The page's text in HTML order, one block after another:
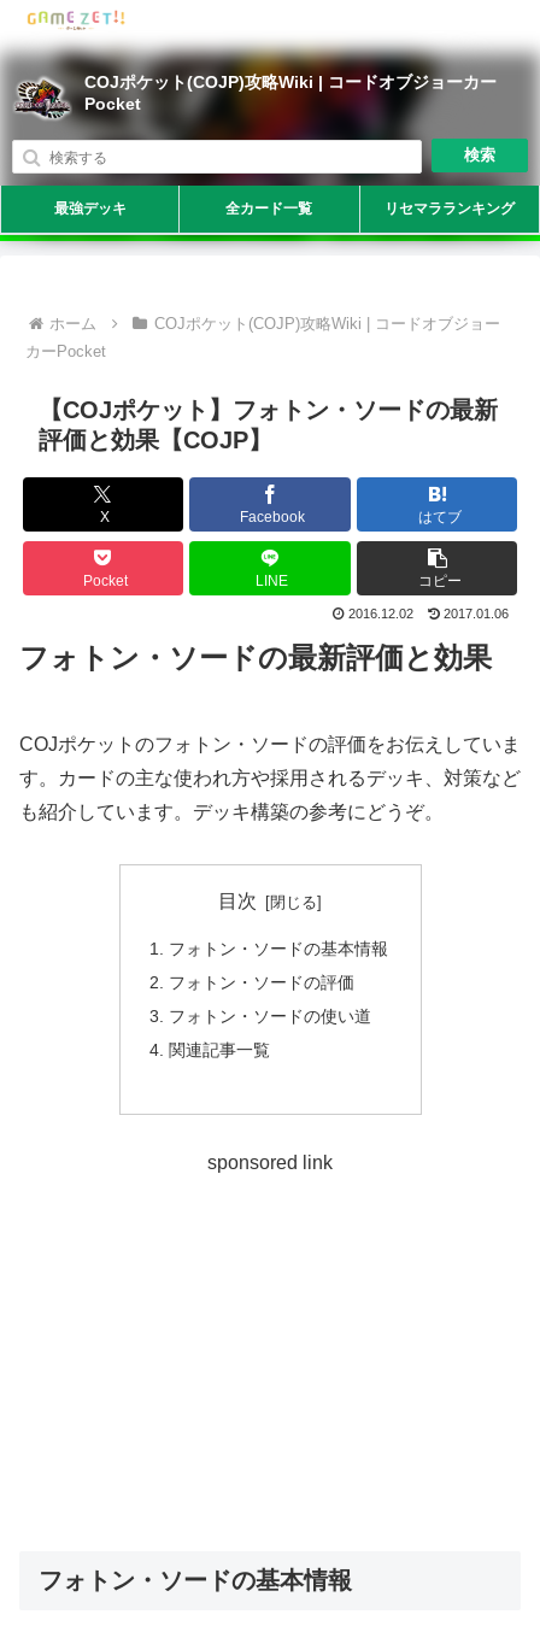
COJポケット(COJP)攻略Wiki | コードオブジョーカー
Pocket
検索
最強デッキ 全カード一覧 リセマラランキング
ホーム
COJポケット(COJP)攻略Wiki | コードオブジョー
カーPocket
【COJポケット】フォトン・ソードの最新
評価と効果【COJP】
X Facebook はてブ
Pocket LINE コピー
2016.12.02 2017.01.06
フォトン・ソードの最新評価と効果
COJポケットのフォトン・ソードの評価をお伝えしていま
す。カードの主な使われ方や採用されるデッキ、対策など
も紹介しています。デッキ構築の参考にどうぞ。
目次
フォトン・ソードの基本情報
フォトン・ソードの評価
フォトン・ソードの使い道
関連記事一覧
sponsored link
フォトン・ソードの基本情報